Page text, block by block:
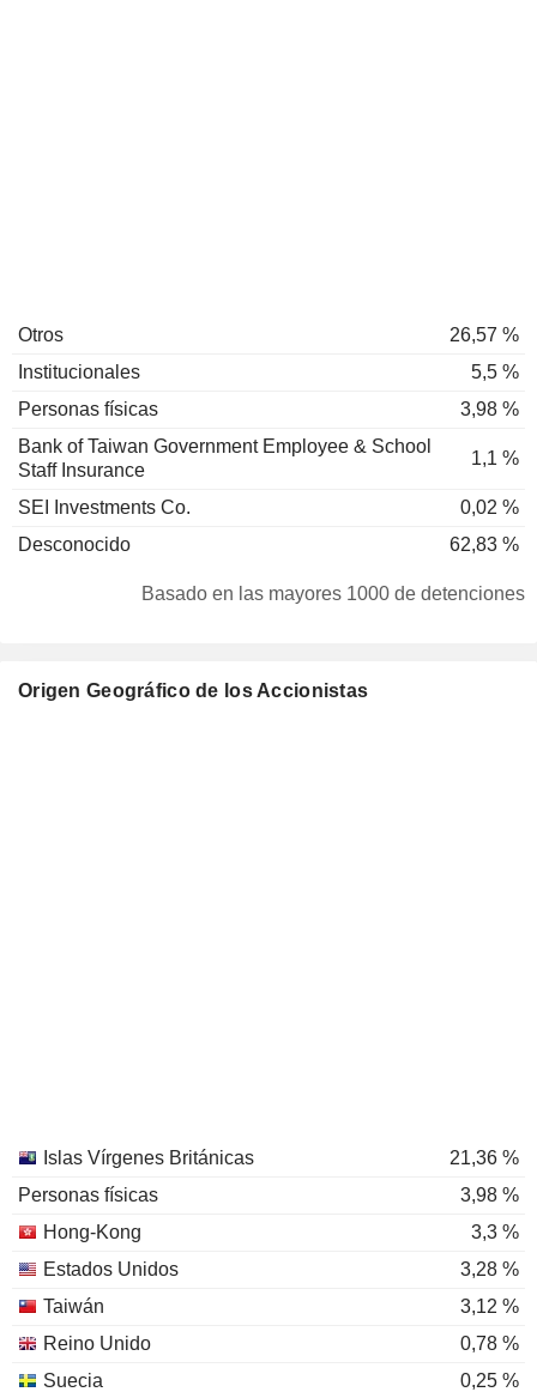
Otros
26,57 %
Institucionales
5,5 %
Personas físicas
3,98 %
Bank of Taiwan Government Employee & School
Staff Insurance
1,1 %
SEI Investments Co.
0,02 %
Desconocido
62,83 %
Basado en las mayores 1000 de detenciones
Origen Geográfico de los Accionistas
Islas Vírgenes Británicas
21,36 %
Personas físicas
3,98 %
Hong-Kong
3,3 %
Estados Unidos
3,28 %
Taiwán
3,12 %
Reino Unido
0,78 %
Suecia
0,25 %